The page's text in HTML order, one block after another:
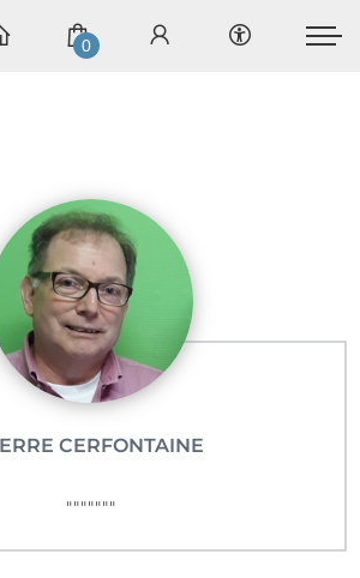
0
CERFONTAINE
"""""""